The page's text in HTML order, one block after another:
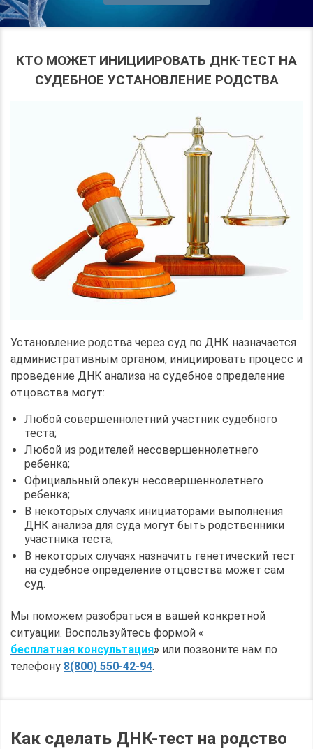
КТО МОЖЕТ ИНИЦИИРОВАТЬ ДНК-ТЕСТ НА
СУДЕБНОЕ УСТАНОВЛЕНИЕ РОДСТВА
Установление родства через суд по ДНК назначается
административным органом, инициировать процесс и
проведение ДНК анализа на судебное определение
отцовства могут:
Любой совершеннолетний участник судебного
теста;
Любой из родителей несовершеннолетнего
ребенка;
Официальный опекун несовершеннолетнего
ребенка;
В некоторых случаях инициаторами выполнения
ДНК анализа для суда могут быть родственники
участника теста;
В некоторых случаях назначить генетический тест
на судебное определение отцовства может сам
суд.
Мы поможем разобраться в вашей конкретной
ситуации. Воспользуйтесь формой «
бесплатная консультация» или позвоните нам по
телефону 8(800) 550-42-94.
Как сделать ДНК-тест на родство